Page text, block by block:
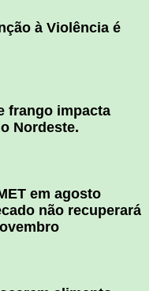
à Violência é
frango impacta
Nordeste.
em agosto
não recuperará